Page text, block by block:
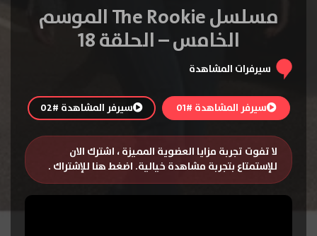
مسلسل The Rookie الموسم
الخامس – الحلقة 18
سيرفرات المشاهدة
سيرفر المشاهدة #01 سيرفر المشاهدة #02
لا تفوت تجربة مزايا العضوية المميزة ، اشترك الان
للإستمتاع بتجربة مشاهدة خيالية. اضغط هنا للإشتراك .